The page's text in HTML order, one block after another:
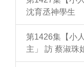
沈育丞神學生
第1426集【小
主」 訪 蔡淑珠